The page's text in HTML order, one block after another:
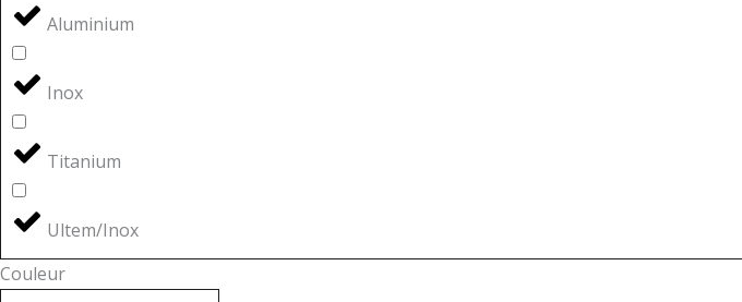
Aluminium
Inox
Titanium
Ultem/Inox
Couleur